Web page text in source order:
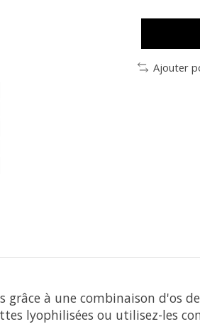
Ajouter
à une combinaison d'os
lyophilisées ou utilisez-les